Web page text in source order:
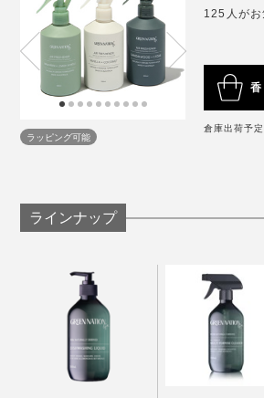
はまったくなく、一瞬で悪臭をかき
りだけが漂っているという気持ちよ
ニオイがこもりがちなオフィスやカ
瞬時にフレッシュな空間にしてくれ
への配慮もさりげなくできますよ。
清々しさのあるウッディな香りに、
物の香りを重ねた、森林浴をしてい
レンド。
ド
ラッピング可能
125人が
倉庫出荷予
ラインナップ